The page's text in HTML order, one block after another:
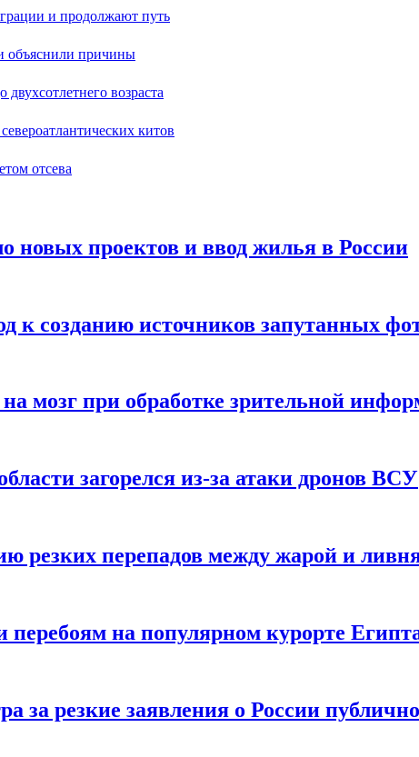
и продолжают путь
объяснили причины
возраста
китов
отсева
новых проектов и ввод жилья в России
к созданию источников запутанных
мозг при обработке зрительной
загорелся из-за атаки дронов ВСУ
резких перепадов между жарой и
перебоям на популярном курорте
за резкие заявления о России публично